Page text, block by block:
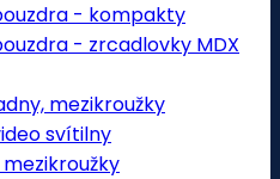
- kompakty
- zrcadlovky MDX
mezikroužky
svítilny